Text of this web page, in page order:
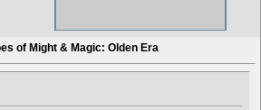
of Might & Magic: Olden Era